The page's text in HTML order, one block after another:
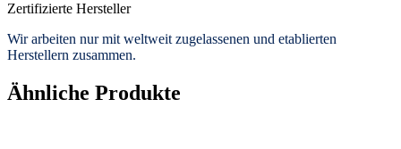
Zertifizierte Hersteller
Wir arbeiten nur mit weltweit zugelassenen und etablierten
Herstellern zusammen.
Ähnliche Produkte